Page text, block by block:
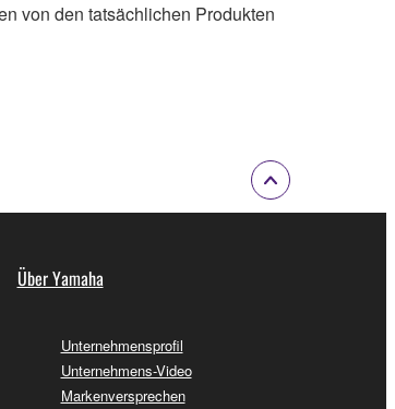
von den tatsächlichen Produkten
Über Yamaha
Unternehmensprofil
Unternehmens-Video
Markenversprechen